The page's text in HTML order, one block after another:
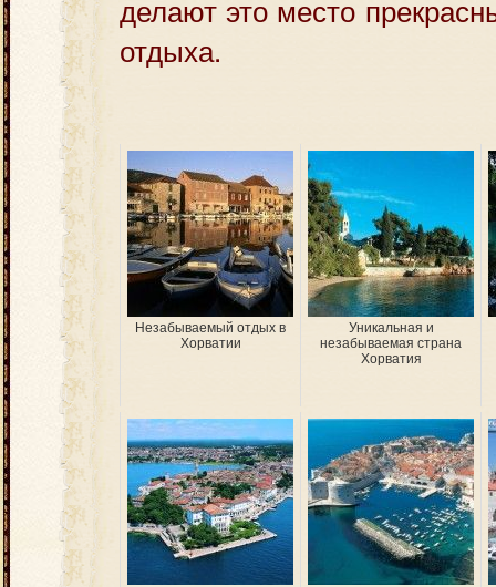
делают это место
отдыха.
Незабываемый отдых в
Хорватии
Уникальная и
незабываемая страна
Хорватия